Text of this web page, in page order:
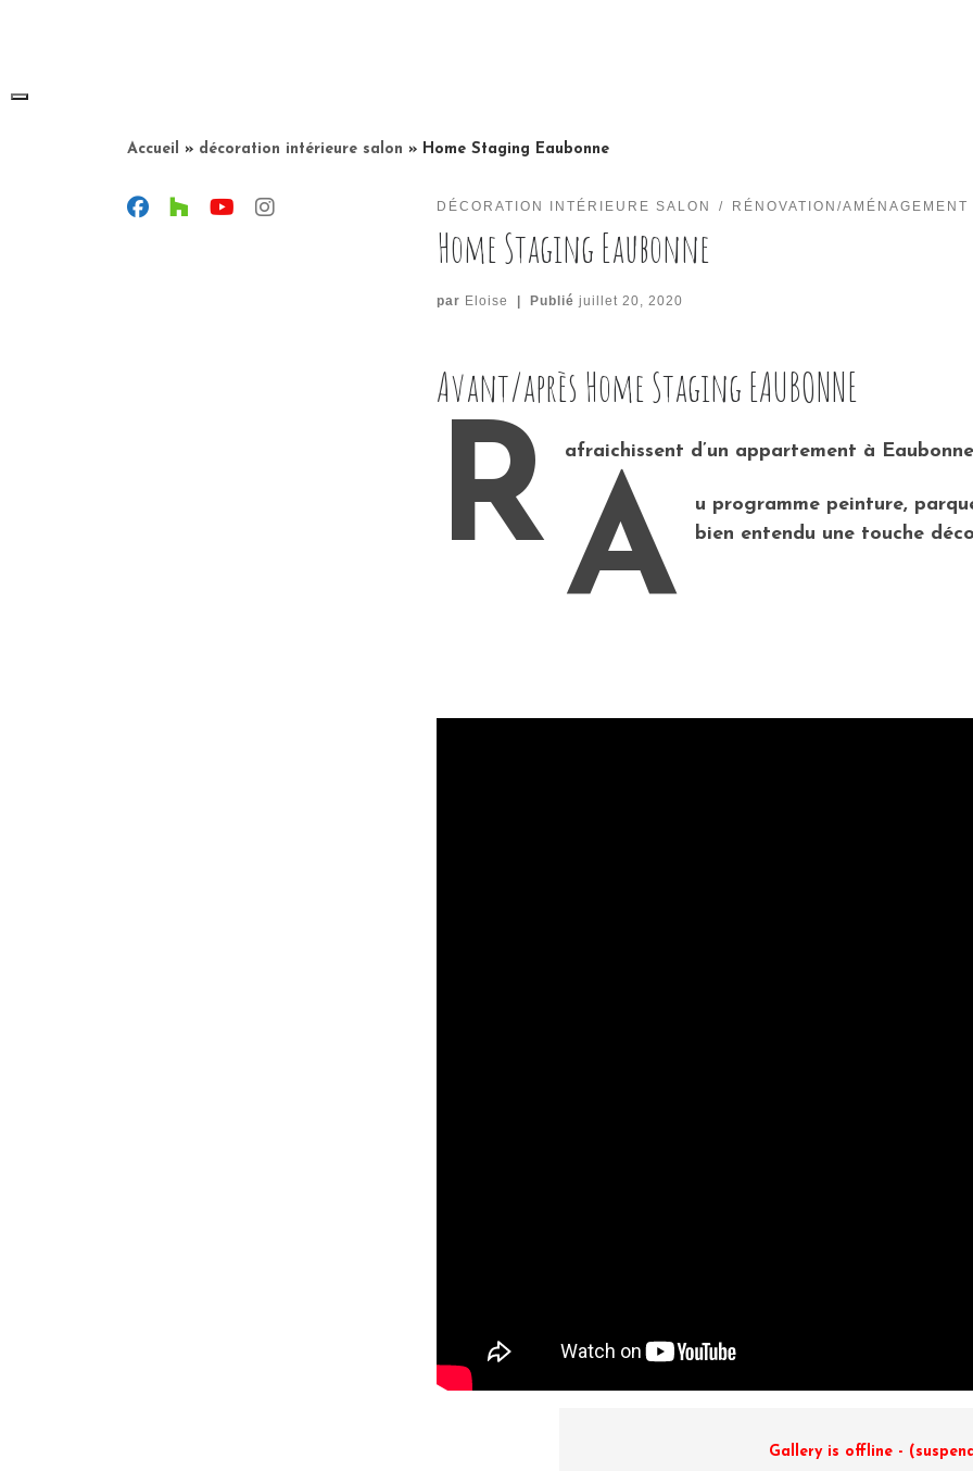
Accueil » décoration intérieure salon » Home Staging Eaubonne
DÉCORATION INTÉRIEURE SALON RÉNOVATION/
Home Staging Eaubonne
par Eloise | Publié juillet 20, 2020
Avant/après Home Staging EAUBONNE⁠
R afraichissent d’un appartement à
A
u programme peinture,
bien entendu une touche
Gallery is offline -